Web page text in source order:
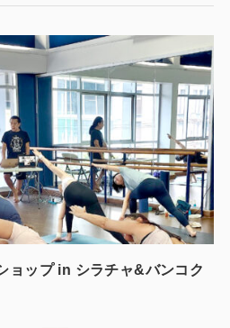
ョップ in シラチャ&バンコク